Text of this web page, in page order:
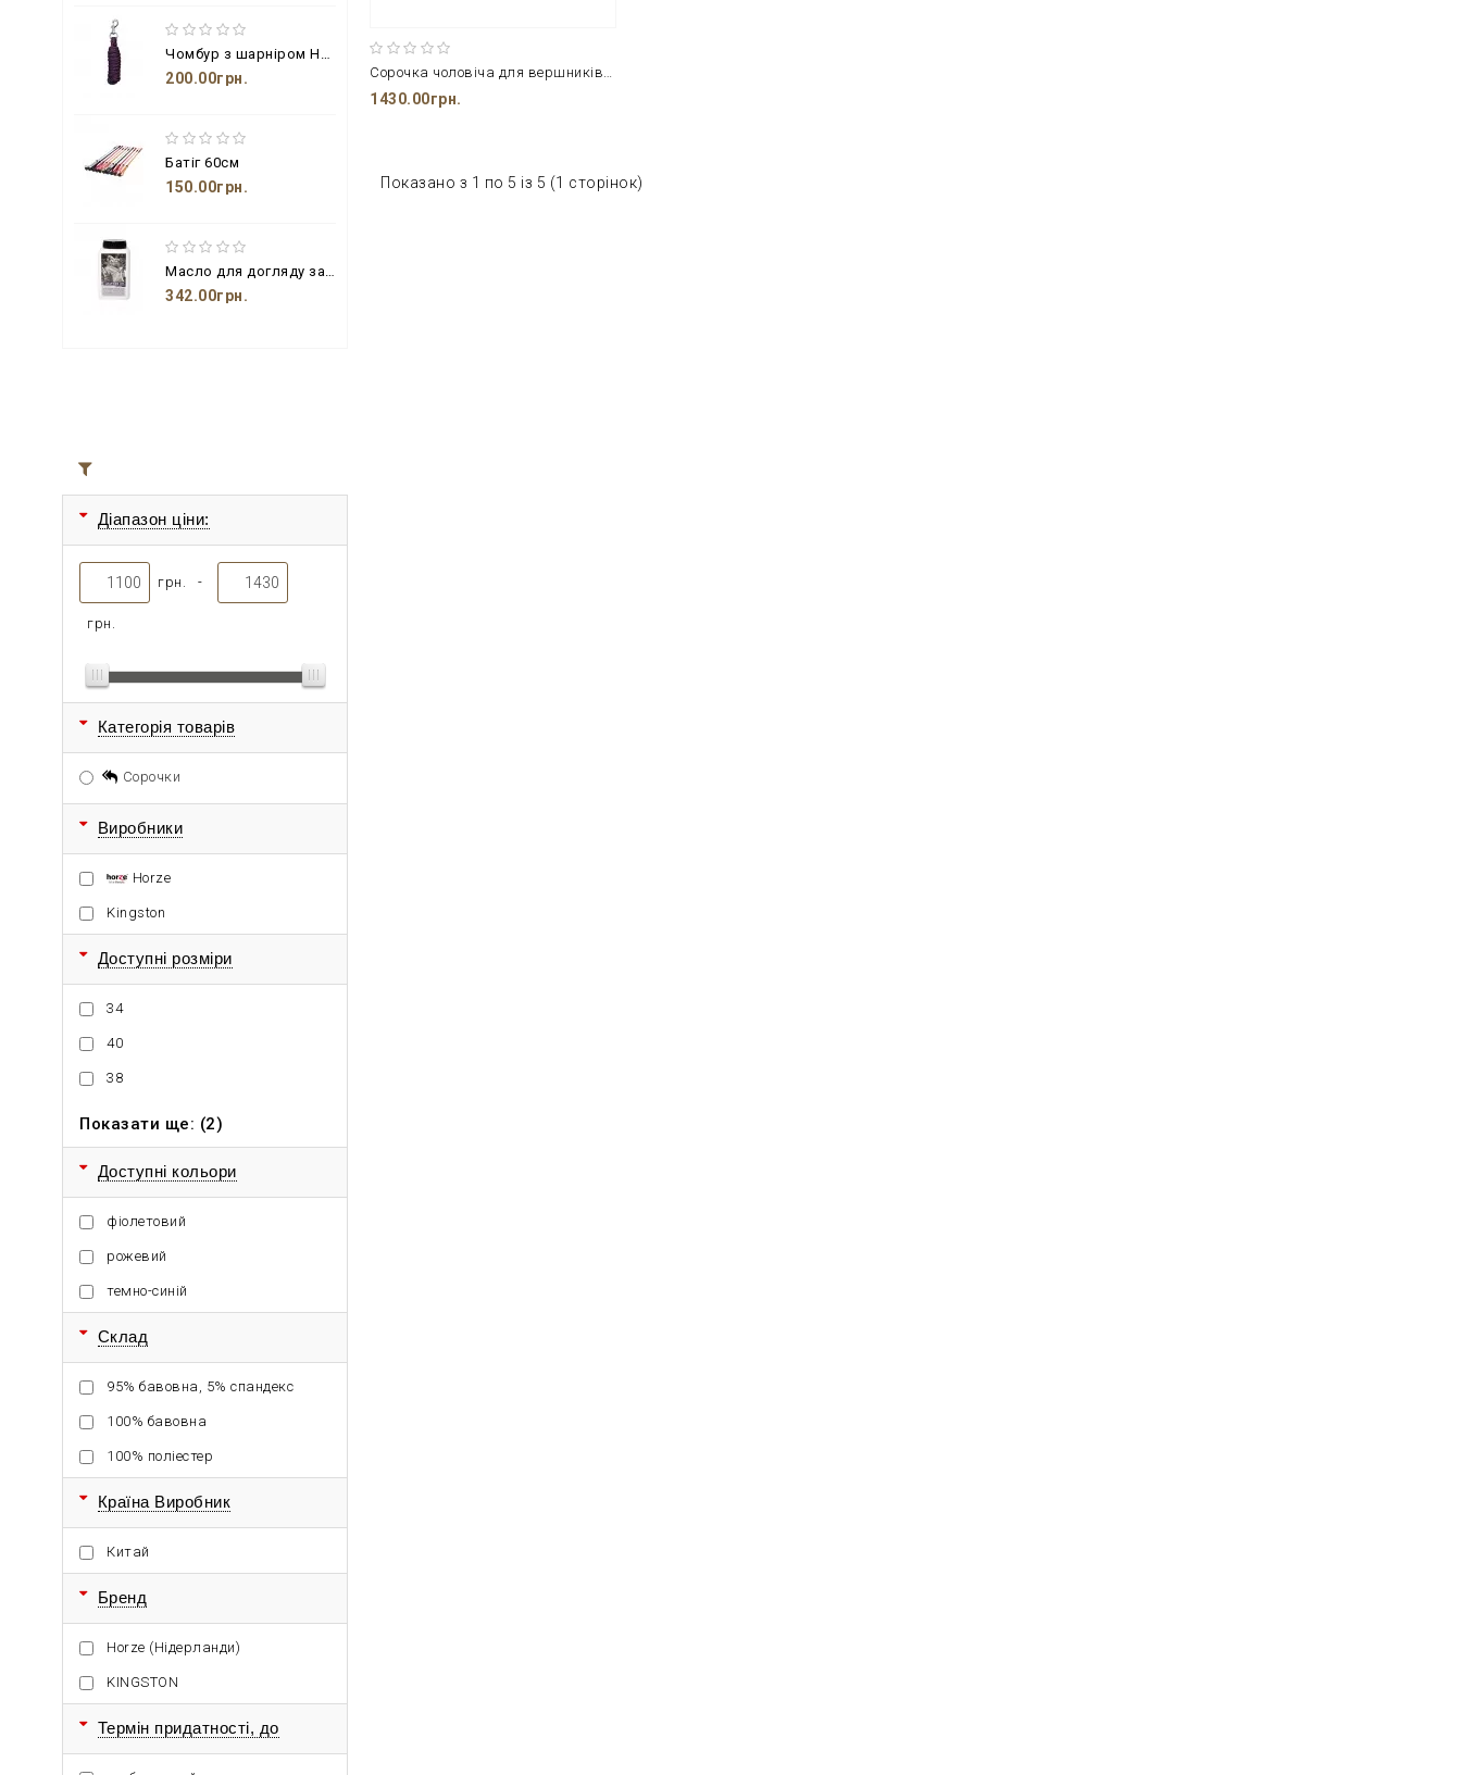
Чомбур з шарніром Harry's Horse
200.00грн.
Батіг 60см
150.00грн.
Масло для догляду за шкіряними виробами з бджолиним воском і пензлем
342.00грн.
Діапазон ціни:
грн. -
грн.
Категорія товарів
Сорочки
Виробники
Horze
Kingston
Доступні розміри
34
40
38
Показати ще: (2)
Доступні кольори
фіолетовий
рожевий
темно-синій
Склад
95% бавовна, 5% спандекс
100% бавовна
100% поліестер
Країна Виробник
Китай
Бренд
Horze (Нідерланди)
KINGSTON
Термін придатності, до
Сорочка чоловіча для вершників Kingston XXL
1430.00грн.
Показано з 1 по 5 із 5 (1 сторінок)